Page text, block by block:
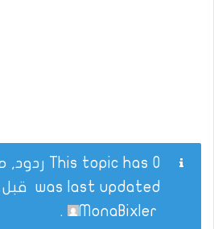
was last updated
MonaBixler
.